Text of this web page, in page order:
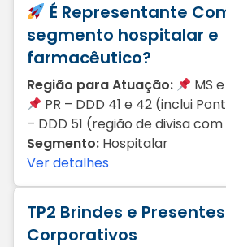
É Representante
segmento hospitalar e
farmacêutico?
Região para Atuação:
MS
PR – DDD 41 e 42 (inclui
– DDD 51 (região de divisa
Segmento: Hospitalar
Ver detalhes
TP2 Brindes e Presentes
Corporativos